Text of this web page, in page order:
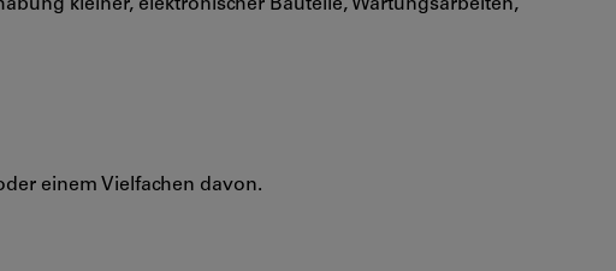
kleiner, elektronischer Bauteile, Wartungsarbeiten,
einem Vielfachen davon.